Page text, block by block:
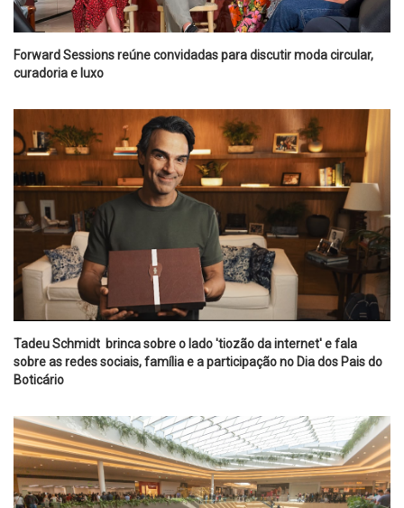
Forward Sessions reúne convidadas para discutir moda circular,
curadoria e luxo
Tadeu Schmidt brinca sobre o lado 'tiozão da internet' e fala
sobre as redes sociais, família e a participação no Dia dos Pais do
Boticário